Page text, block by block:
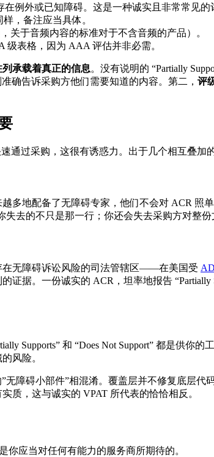
例外或已知障碍。这是一种诚实且非常常见的
，备注应当具体。
于音频内容的标准对于不含音频的产品）。
级表格，因为 AAA 评估并非必需。
列承载着真正的信息。没有说明的 “Partially
确告诉采购方他们需要知道的内容。第二， 评
通过采购，这很有诱惑力。出于几个相互叠加
地配备了无障碍专家，他们不会对 ACR 照
失去的不只是那一行；你还会失去采购方对整份
在无障碍诉讼风险的司法管辖区——在美国受
据。一份诚实的 ACR，坦率地报告
Supports” 和 “Does Not Support” 都是供你
风险。
障碍小部件”相混淆。覆盖层并不修复底层
，这与诚实的 VPAT 所代表的恰恰相反。
应当对任何有能力的服务商所期待的。